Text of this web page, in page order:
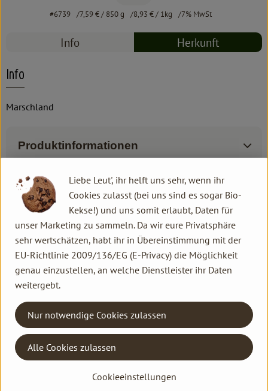
#6739 7,59 €/ 850 g 8,93 €/ 1kg 7% MwSt
Info Herkunft
Info
Marschland
Produktinformationen
Zutaten
Produktdatenblatt
Herkunft
Hersteller: Marschland
D - 2176 Otterndorf Deutschland
Liebe Leut', ihr helft uns sehr, wenn ihr
Cookies zulasst (bei uns sind es sogar Bio-
Kekse!) und uns somit erlaubt, Daten für
unser Marketing zu sammeln. Da wir eure Privatsphäre
sehr wertschätzen, habt ihr in Übereinstimmung mit der
EU-Richtlinie 2009/136/EG (E-Privacy) die Möglichkeit
genau einzustellen, an welche Dienstleister ihr Daten
weitergebt.
Cookieeinstellungen
Nur notwendige Cookies zulassen
Alle Cookies zulassen